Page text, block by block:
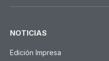
NOTICIAS
Edición Impresa